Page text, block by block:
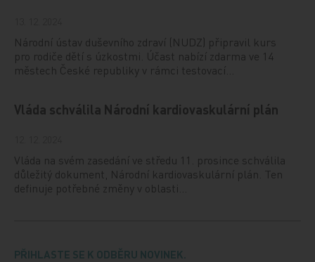
Národní ústav duševního zdraví (NUDZ) připravil kurs
pro rodiče dětí s úzkostmi. Účast nabízí zdarma ve 14
městech České republiky v rámci testovací…
Vláda schválila Národní kardiovaskulární plán
Vláda na svém zasedání ve středu 11. prosince schválila
důležitý dokument, Národní kardiovaskulární plán. Ten
definuje potřebné změny v oblasti…
PŘIHLASTE SE K ODBĚRU NOVINEK.